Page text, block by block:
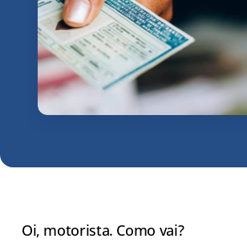
Oi, motorista. Como vai?